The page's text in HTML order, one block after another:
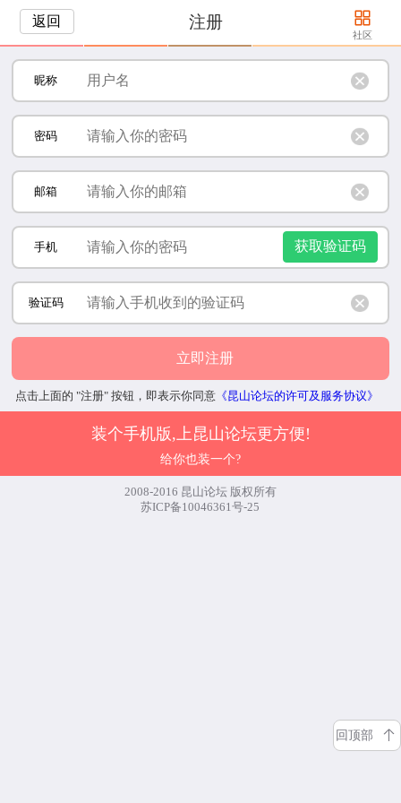
返回 注册
社区
昵称
密码
邮箱
手机 获取验证码
验证码
立即注册
点击上面的 "注册" 按钮，即表示你同意 《昆山论坛的许可及服务协议》
装个手机版,上昆山论坛更方便!
给你也装一个?
2008-2016 昆山论坛 版权所有
苏ICP备10046361号-25
回顶部